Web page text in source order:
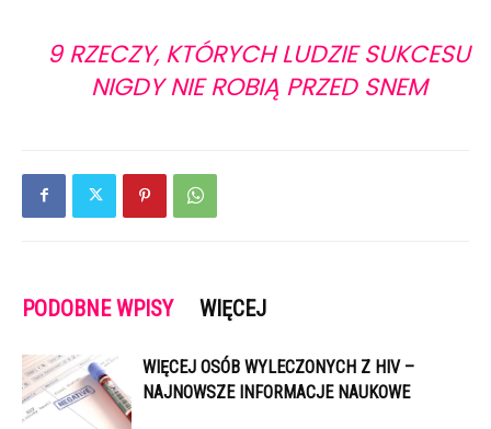
9 RZECZY, KTÓRYCH LUDZIE SUKCESU
NIGDY NIE ROBIĄ PRZED SNEM
PODOBNE WPISY WIĘCEJ
WIĘCEJ OSÓB WYLECZONYCH Z HIV –
NAJNOWSZE INFORMACJE NAUKOWE